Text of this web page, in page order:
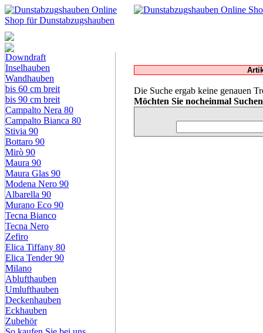
Downdraft
Inselhauben
Wandhauben
bis 60 cm breit
bis 90 cm breit
Campalto Nera 80
Campalto Bianca 80
Stivia 90
Bottaro 90
Mirò 90
Maura 90
Maura Glas 90
Modena Nero 90
Albarella 90
Murano Eco 90
Tecna Bianco
Tecna Nero
Zefiro
Elica Tiffany 80
Elica Tender 90
Milano
Ablufthauben
Umlufthauben
Deckenhauben
Eckhauben
Zubehör
Die Suche ergab keine genauen
Möchten Sie nocheinmal